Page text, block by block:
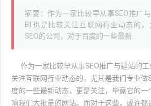
摘要：作为一家比较早从事SEO推广
时也是比较关注互联网行业动态的
SEO的公司，对于百度的一些最新...
作为一家比较早从事SEO推广与建站的
关注互联网行业动态的，尤其是我们专业做
度的一些最新动态，更是关注，毕竟它的一
响我们大批量的网站。而对于这些，或许都